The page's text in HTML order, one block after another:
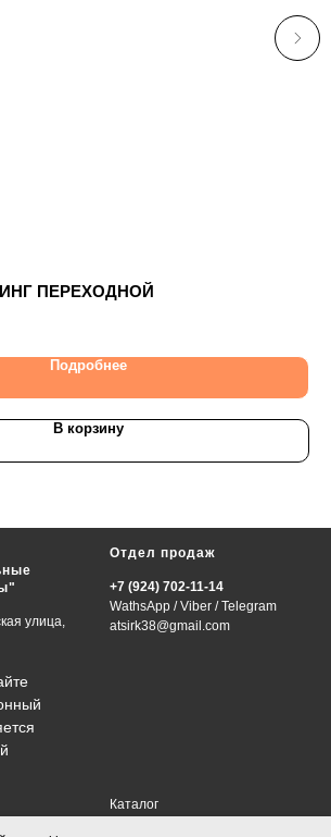
ПЕРЕХОДНОЙ
Подробнее
В корзину
улица,
Отдел продаж
+7 (924) 702-11-14
WathsApp /Viber /Telegram
atsirk38@gmail.com
Каталог